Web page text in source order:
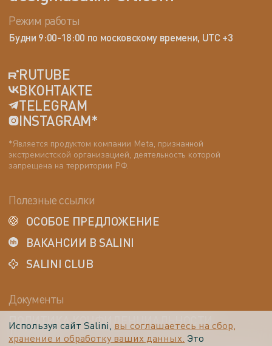
Используя сайт Salini, вы соглашаетесь на сбор,
хранение и обработку ваших данных. Это
Режим работы
Будни 9:00-18:00 по московскому времени, UTC +3
RUTUBE
ВКОНТАКТЕ
TELEGRAM
INSTAGRAM*
*Является продуктом компании Meta, признанной
экстремистской организацией, деятельность которой
запрещена на территории РФ.
Полезные ссылки
ОСОБОЕ ПРЕДЛОЖЕНИЕ
ВАКАНСИИ В SALINI
SALINI CLUB
Документы
ПОЛИТИКА КОНФИДЕНЦИАЛЬНОСТИ
ДАННЫХ